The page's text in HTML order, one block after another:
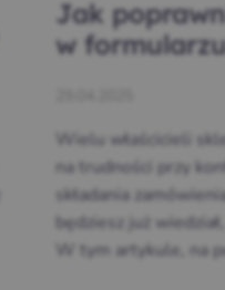
Jak
w
Wielu właścicieli
na trudności przy
składania
będziesz już
W tym artykule, na